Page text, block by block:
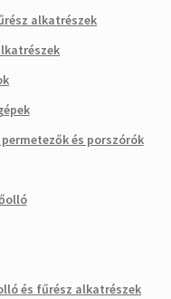
alkatrészek
és porszórók
és fűrész alkatrészek